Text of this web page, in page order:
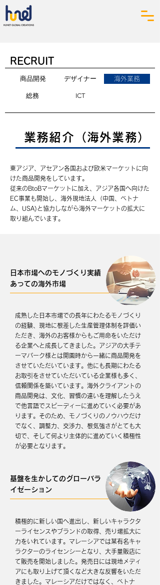
RECRUIT
商品開発 デザイナー 海外業務
総務 ICT
業務紹介（海外業務）
東アジア、アセアン各国および欧米マーケットに向
けた商品開発をしています。
従来のBtoBマーケットに加え、アジア各国へ向けた
EC事業も開始し、海外現地法人（中国、ベトナ
ム、USA)と協力しながら海外マーケットの拡大に
取り組んでいます。
日本市場へのモノづくり実績
あっての海外市場
成熟した日本市場での長年にわたるモノづくり
の経験、現地に根差した生産管理体制を評価い
ただき、海外のお客様からもご用命をいただけ
る企業へと成長してきました。アジアの大手テ
ーマパーク様とは開園時から一緒に商品開発を
させていただいています。他にも長期にわたる
お取引をさせていただいている企業様も多く、
信頼関係を築いています。海外クライアントの
商品開発は、文化、習慣の違いを理解したうえ
で他言語でスピーディーに進めていく必要があ
ります。そのため、モノづくりのノウハウだけ
でなく、調整力、交渉力、根気強さがとても大
切で、そして何より主体的に進めていく積極性
が必要となります。
基盤を生かしてのグローバラ
イゼーション
積極的に新しい国へ進出し、新しいキャラクタ
ーライセンスやブランドの取得、売り場拡大に
力をいれています。マレーシアでは某有名キャ
ラクターのライセンシーとなり、大手量販店に
て販売を開始しました。発売日には現地メディ
アにも取り上げて頂くなど大きな反響をいただ
きました。マレーシアだけではなく、ベトナ